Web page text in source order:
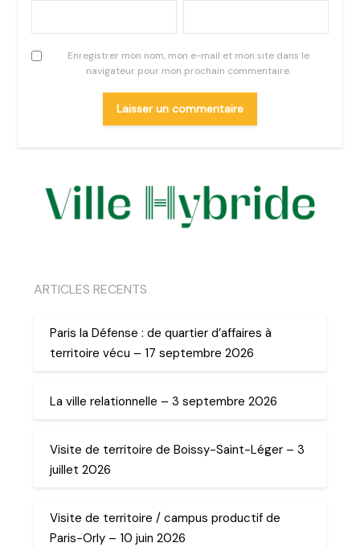
Enregistrer mon nom, mon e-mail et mon site dans le
navigateur pour mon prochain commentaire.
ARTICLES RECENTS
Paris la Défense : de quartier d’affaires à
territoire vécu – 17 septembre 2026
La ville relationnelle – 3 septembre 2026
Visite de territoire de Boissy-Saint-Léger – 3
juillet 2026
Visite de territoire / campus productif de
Paris-Orly – 10 juin 2026